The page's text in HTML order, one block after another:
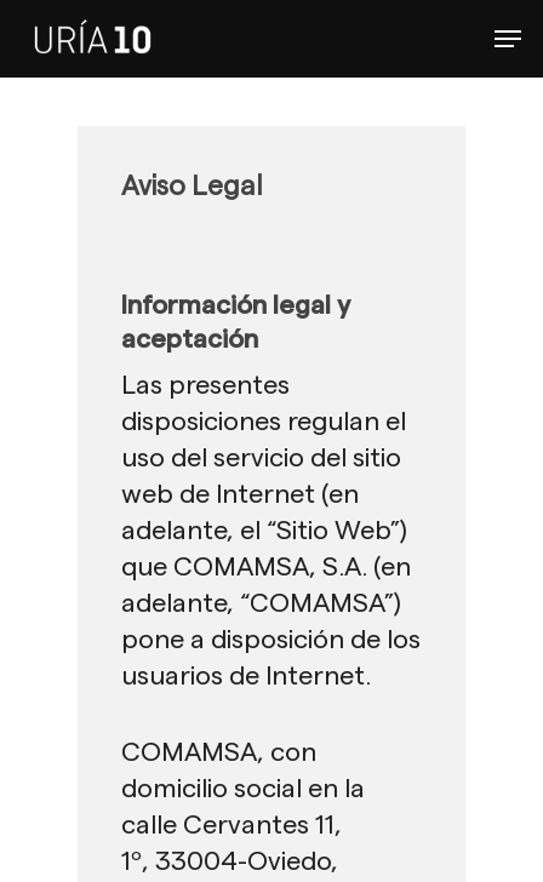
Aviso Legal
Información legal y
aceptación
Las presentes
disposiciones regulan el
uso del servicio del sitio
web de Internet (en
adelante, el “Sitio Web”)
que COMAMSA, S.A. (en
adelante, “COMAMSA”)
pone a disposición de los
usuarios de Internet.
COMAMSA, con
domicilio social en la
calle Cervantes 11,
1º, 33004-Oviedo,